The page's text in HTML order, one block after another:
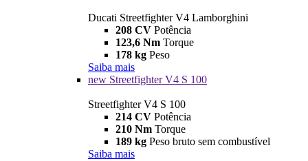
Ducati Streetfighter V4 Lamborghini
208 CV Potência
123,6 Nm Torque
178 kg Peso
Saiba mais
new Streetfighter V4 S 100
Streetfighter V4 S 100
214 CV Potência
210 Nm Torque
189 kg Peso bruto sem combustível
Saiba mais